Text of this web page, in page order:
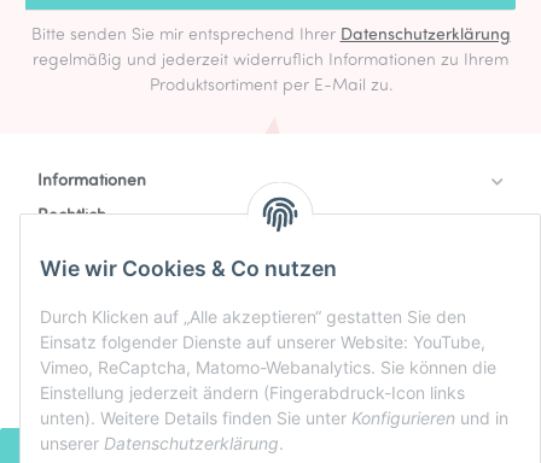
Wie wir Cookies & Co nutzen
Durch Klicken auf „Alle akzeptieren“ gestatten Sie den
Einsatz folgender Dienste auf unserer Website: YouTube,
Vimeo, ReCaptcha, Matomo-Webanalytics. Sie können die
Einstellung jederzeit ändern (Fingerabdruck-Icon links
unten). Weitere Details finden Sie unter Konfigurieren und in
unserer Datenschutzerklärung.
Bitte senden Sie mir entsprechend Ihrer Datenschutzerklärung
regelmäßig und jederzeit widerruflich Informationen zu Ihrem
Produktsortiment per E-Mail zu.
Informationen
Rechtlich
VERTRAG WIDERRUFEN